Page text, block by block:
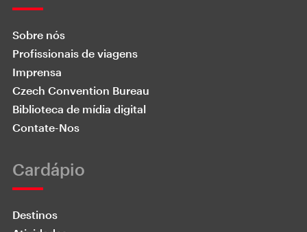
Sobre nós
Profissionais de viagens
Imprensa
Czech Convention Bureau
Biblioteca de mídia digital
Contate-Nos
Cardápio
Destinos